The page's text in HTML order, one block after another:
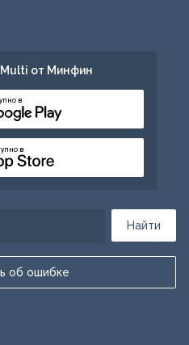
Найти
об ошибке
от Минфин
в
в